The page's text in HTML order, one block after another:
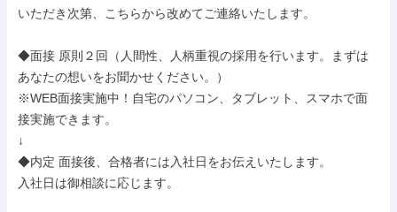
いただき次第、こちらから改めてご連絡いたします。
◆面接 原則２回（人間性、人柄重視の採用を行います。まずは
あなたの想いをお聞かせください。）
※WEB面接実施中！自宅のパソコン、タブレット、スマホで面
接実施できます。
↓
◆内定 面接後、合格者には入社日をお伝えいたします。
入社日は御相談に応じます。